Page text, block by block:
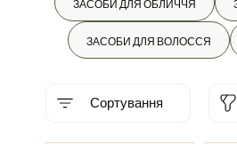
ЗАСОБИ ДЛЯ ОБЛИЧЧЯ
ЗАСОБИ ДЛЯ ВОЛОССЯ
Сортування